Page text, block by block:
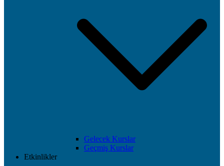
Gelecek Kurslar
Geçmiş Kurslar
Etkinlikler